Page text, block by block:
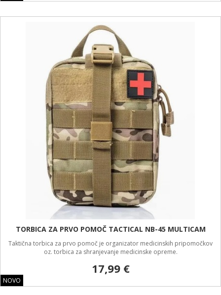
NOVO
TORBICA ZA PRVO POMOČ TACTICAL NB-45 MULTICAM
Taktična torbica za prvo pomoč je organizator medicinskih pripomočkov
oz. torbica za shranjevanje medicinske opreme.
17,99 €